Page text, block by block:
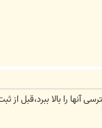
را بالا ببرد،قبل از